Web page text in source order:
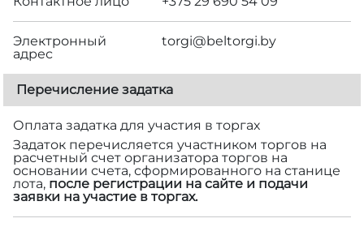
Электронный
адрес
torgi@beltorgi.by
Перечисление задатка
Оплата задатка для участия в торгах
Задаток перечисляется участником торгов на
расчетный счет организатора торгов на
основании счета, сформированного на станице
лота, после регистрации на сайте и подачи
заявки на участие в торгах.